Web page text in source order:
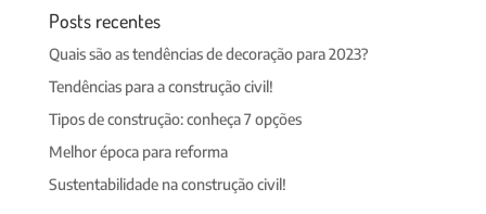
Posts recentes
Quais são as tendências de decoração para 2023?
Tendências para a construção civil!
Tipos de construção: conheça 7 opções
Melhor época para reforma
Sustentabilidade na construção civil!